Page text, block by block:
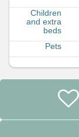
Children
and extra
beds
Pets